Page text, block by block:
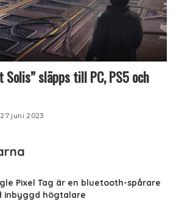
Solis” släpps till PC, PS5 och
27 juni 2023
Pixel Tag är en bluetooth-spårare
inbyggd högtalare